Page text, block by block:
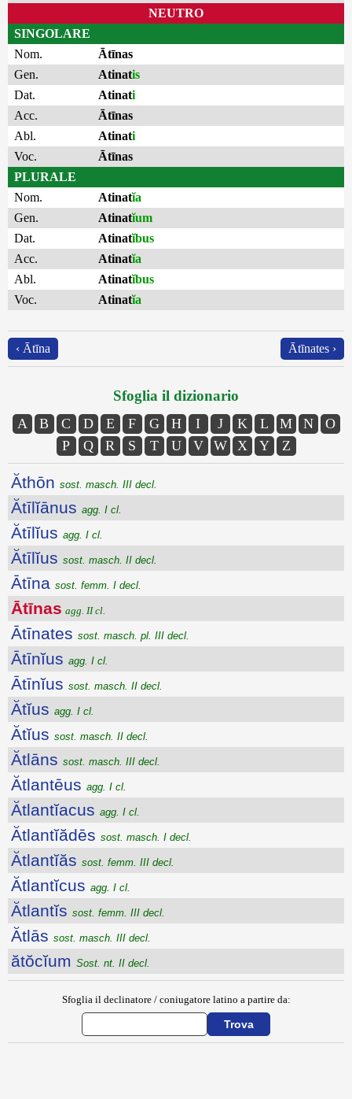
NEUTRO
SINGOLARE
Nom.
Ātīnas
Gen.
Atinatis
Dat.
Atinati
Acc.
Ātīnas
Abl.
Atinati
Voc.
Ātīnas
PLURALE
Nom.
Atinatĭa
Gen.
Atinatĭum
Dat.
Atinatĭbus
Acc.
Atinatĭa
Abl.
Atinatĭbus
Voc.
Atinatĭa
‹ Ātīna Ātīnates ›
Sfoglia il dizionario
A B C D E F G H I J K L M N
O
P
Q R S T U V W X Y Z
Ăthōn sost. masch. III decl.
Ătīlĭānus agg. I cl.
Ătīlĭus agg. I cl.
Ătīlĭus sost. masch. II decl.
Ātīna sost. femm. I decl.
Ātīnas agg. II cl.
Ātīnates sost. masch. pl. III decl.
Ātīnĭus agg. I cl.
Ātīnĭus sost. masch. II decl.
Ătĭus agg. I cl.
Ătĭus sost. masch. II decl.
Ătlāns sost. masch. III decl.
Ătlantēus agg. I cl.
Ătlantĭacus agg. I cl.
Ătlantĭădēs sost. masch. I decl.
Ătlantĭăs sost. femm. III decl.
Ătlantĭcus agg. I cl.
Ătlantĭs sost. femm. III decl.
Ătlās sost. masch. III decl.
ătŏcĭum Sost. nt. II decl.
Sfoglia il declinatore / coniugatore latino a partire da: